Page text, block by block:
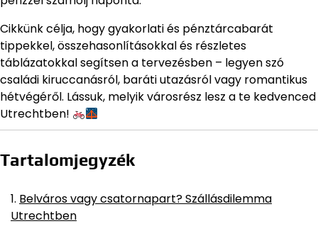
Cikkünk célja, hogy gyakorlati és pénztárcabarát
tippekkel, összehasonlításokkal és részletes
táblázatokkal segítsen a tervezésben – legyen szó
családi kiruccanásról, baráti utazásról vagy romantikus
hétvégéről. Lássuk, melyik városrész lesz a te kedvenced
Utrechtben!
Tartalomjegyzék
Belváros vagy csatornapart? Szállásdilemma
Utrechtben